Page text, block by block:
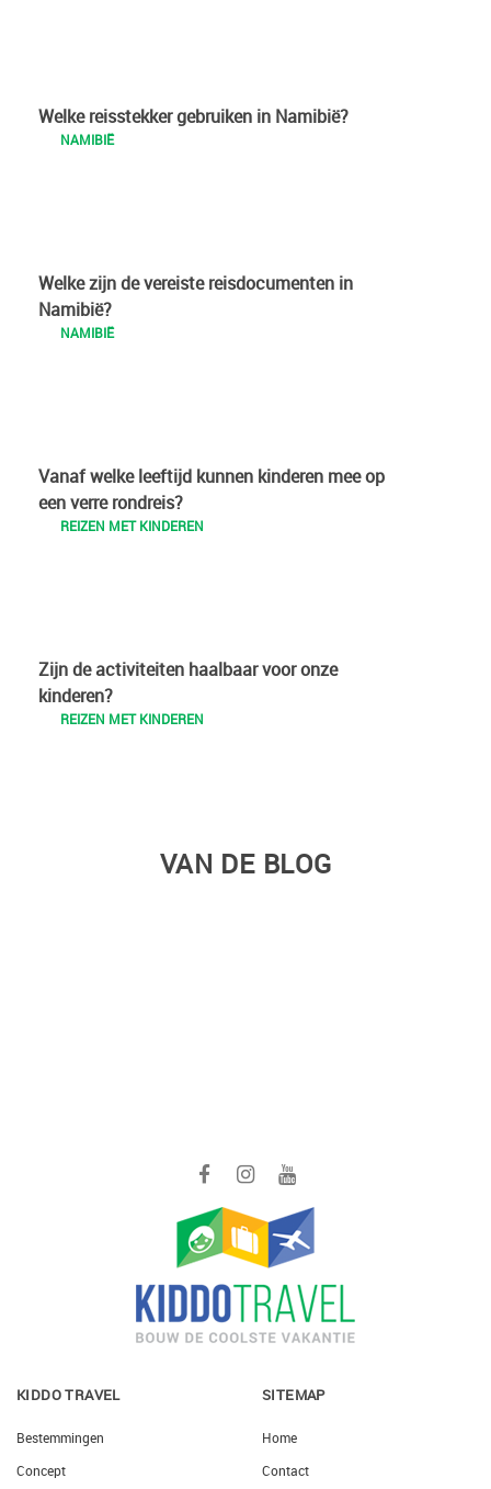
Welke reisstekker gebruiken in Namibië?
NAMIBIË
Welke zijn de vereiste reisdocumenten in
Namibië?
NAMIBIË
Vanaf welke leeftijd kunnen kinderen mee op
een verre rondreis?
REIZEN MET KINDEREN
Zijn de activiteiten haalbaar voor onze
kinderen?
REIZEN MET KINDEREN
VAN DE BLOG
KIDDO TRAVEL
Bestemmingen
Concept
SITEMAP
Home
Contact